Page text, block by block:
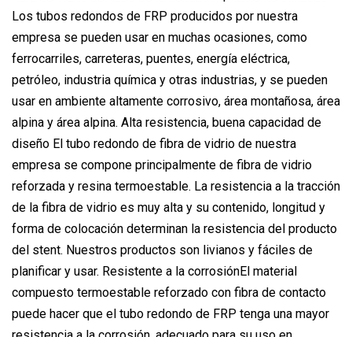
Los tubos redondos de FRP producidos por nuestra
empresa se pueden usar en muchas ocasiones, como
ferrocarriles, carreteras, puentes, energía eléctrica,
petróleo, industria química y otras industrias, y se pueden
usar en ambiente altamente corrosivo, área montañosa, área
alpina y área alpina. Alta resistencia, buena capacidad de
diseño El tubo redondo de fibra de vidrio de nuestra
empresa se compone principalmente de fibra de vidrio
reforzada y resina termoestable. La resistencia a la tracción
de la fibra de vidrio es muy alta y su contenido, longitud y
forma de colocación determinan la resistencia del producto
del stent. Nuestros productos son livianos y fáciles de
planificar y usar. Resistente a la corrosiónEl material
compuesto termoestable reforzado con fibra de contacto
puede hacer que el tubo redondo de FRP tenga una mayor